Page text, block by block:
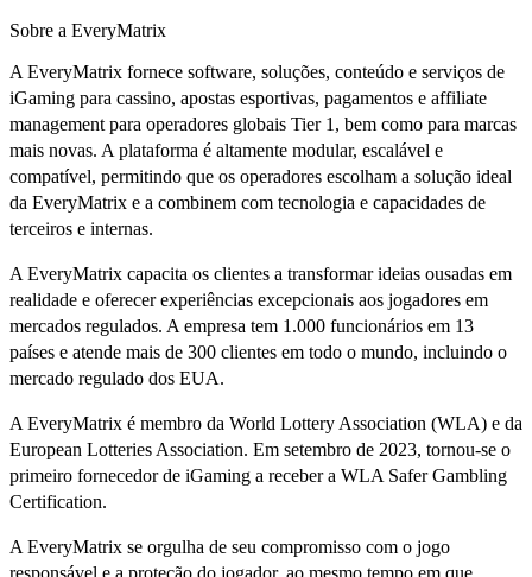
Sobre a EveryMatrix
A EveryMatrix fornece software, soluções, conteúdo e serviços de
iGaming para cassino, apostas esportivas, pagamentos e affiliate
management para operadores globais Tier 1, bem como para marcas
mais novas. A plataforma é altamente modular, escalável e
compatível, permitindo que os operadores escolham a solução ideal
da EveryMatrix e a combinem com tecnologia e capacidades de
terceiros e internas.
A EveryMatrix capacita os clientes a transformar ideias ousadas em
realidade e oferecer experiências excepcionais aos jogadores em
mercados regulados. A empresa tem 1.000 funcionários em 13
países e atende mais de 300 clientes em todo o mundo, incluindo o
mercado regulado dos EUA.
A EveryMatrix é membro da World Lottery Association (WLA) e da
European Lotteries Association. Em setembro de 2023, tornou-se o
primeiro fornecedor de iGaming a receber a WLA Safer Gambling
Certification.
A EveryMatrix se orgulha de seu compromisso com o jogo
responsável e a proteção do jogador, ao mesmo tempo em que